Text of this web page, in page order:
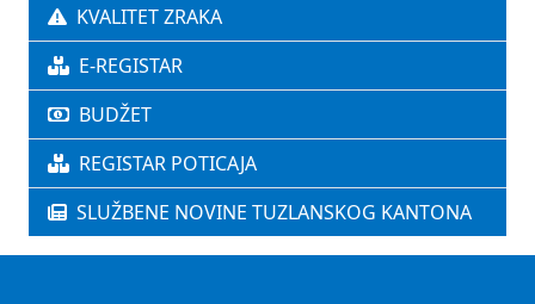
KVALITET ZRAKA
E-REGISTAR
BUDŽET
REGISTAR POTICAJA
SLUŽBENE NOVINE TUZLANSKOG KANTONA